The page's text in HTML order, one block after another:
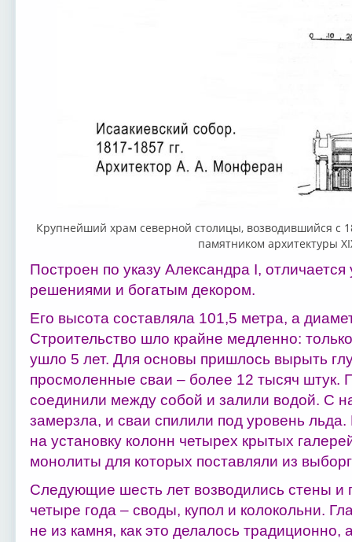
Крупнейший храм северной столицы, возводившийся с
памятником архитектуры
Построен по указу Александра I,
решениями и богатым декором.
Его высота составляла 101,5 метра, а
Строительство шло крайне медленно:
ушло 5 лет. Для основы пришлось вырыть
просмоленные сваи – более 12 тысяч штук.
соединили между собой и залили водой. С
замерзла, и сваи спилили под уровень
на установку колонн четырех крытых
монолиты для которых поставляли из
Следующие шесть лет возводились стены и
четыре года – своды, купол и колокольни.
не из камня, как это делалось традиционно,